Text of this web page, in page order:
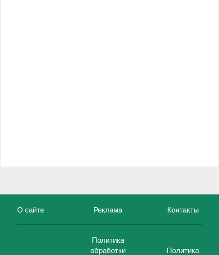
О сайте Реклама Контакты
Политика
обработки
Политика